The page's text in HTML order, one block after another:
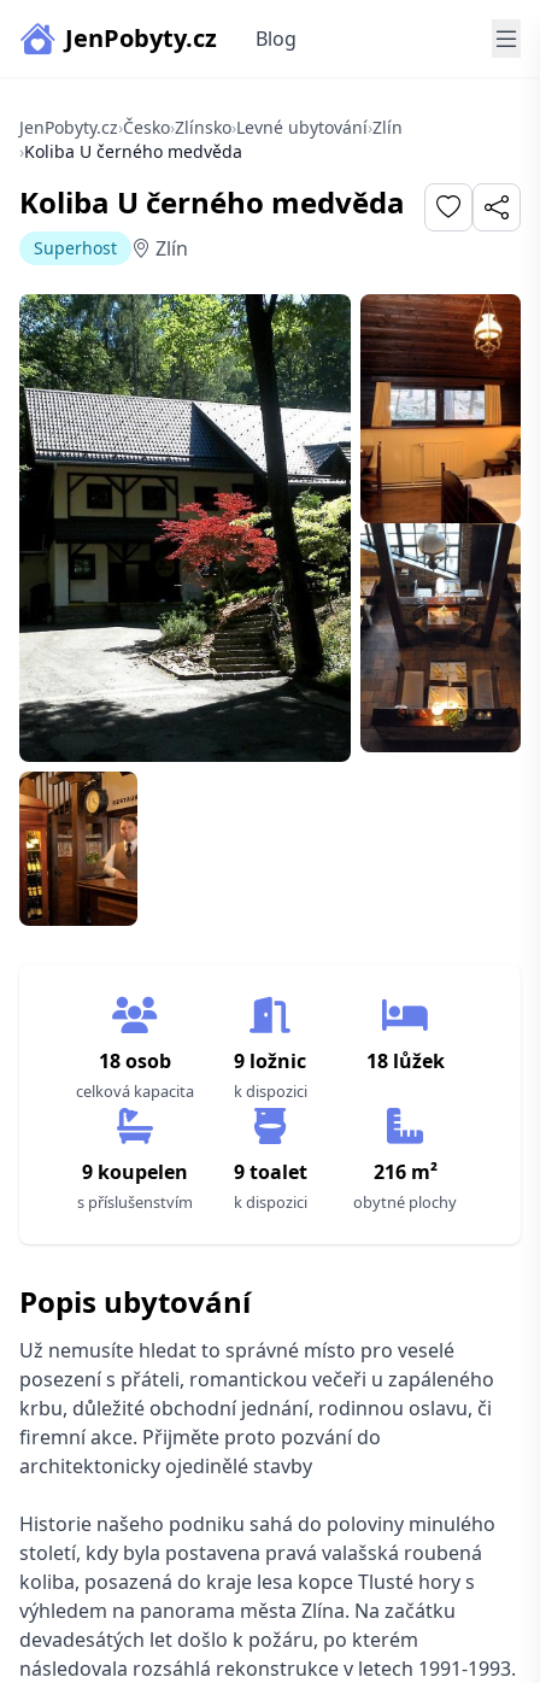
JenPobyty.cz Blog
JenPobyty.cz›Česko›Zlínsko›Levné ubytování›Zlín
›Koliba U černého medvěda
Koliba U černého medvěda
Superhost Zlín
18 osob
celková kapacita
9 ložnic
k dispozici
18 lůžek
9 koupelen
s příslušenstvím
9 toalet
k dispozici
216 m²
obytné plochy
Popis ubytování
Už nemusíte hledat to správné místo pro veselé
posezení s přáteli, romantickou večeři u zapáleného
krbu, důležité obchodní jednání, rodinnou oslavu, či
firemní akce. Přijměte proto pozvání do
architektonicky ojedinělé stavby
Historie našeho podniku sahá do poloviny minulého
století, kdy byla postavena pravá valašská roubená
koliba, posazená do kraje lesa kopce Tlusté hory s
výhledem na panorama města Zlína. Na začátku
devadesátých let došlo k požáru, po kterém
následovala rozsáhlá rekonstrukce v letech 1991-1993.